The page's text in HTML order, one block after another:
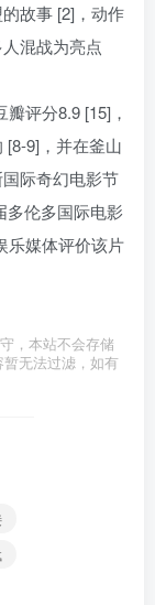
故事 [2]，动作
混战为亮点
评分8.9 [15]，
[8-9]，并在釜山
际奇幻电影节
多伦多国际电影
乐媒体评价该片
，本站不会存储
无法过滤，如有